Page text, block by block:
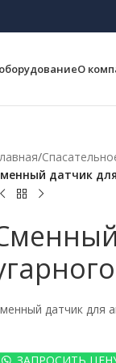
О
/
датчик
датчик для